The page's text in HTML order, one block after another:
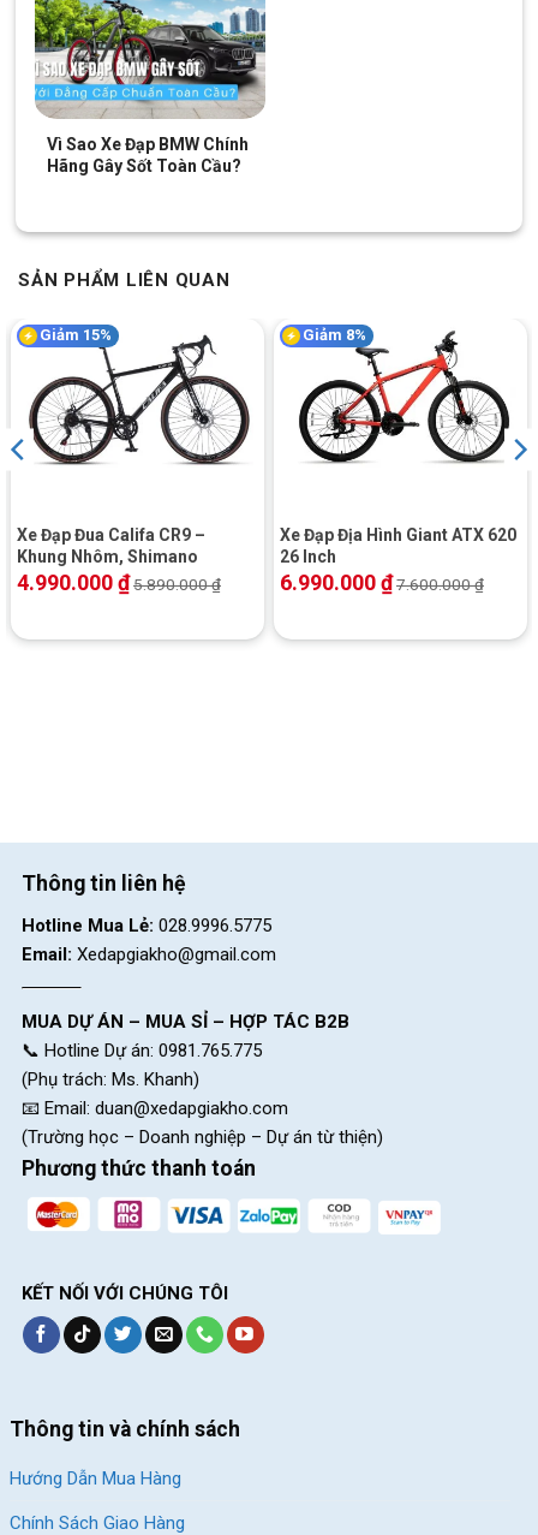
Vì Sao Xe Đạp BMW Chính
Hãng Gây Sốt Toàn Cầu?
SẢN PHẨM LIÊN QUAN
Giảm 15%
Xe Đạp Đua Califa CR9 –
Khung Nhôm, Shimano
4.990.000₫5.890.000₫
Giảm 8%
Xe Đạp Địa Hình Giant ATX 620
26 Inch
6.990.000₫7.600.000₫
Thông tin liên hệ
Hotline Mua Lẻ: 028.9996.5775
Email: Xedapgiakho@gmail.com
MUA DỰ ÁN – MUA SỈ – HỢP TÁC B2B
📞 Hotline Dự án: 0981.765.775
(Phụ trách: Ms. Khanh)
📧 Email: duan@xedapgiakho.com
(Trường học – Doanh nghiệp – Dự án từ thiện)
Phương thức thanh toán
KẾT NỐI VỚI CHÚNG TÔI
Thông tin và chính sách
Hướng Dẫn Mua Hàng
Chính Sách Giao Hàng